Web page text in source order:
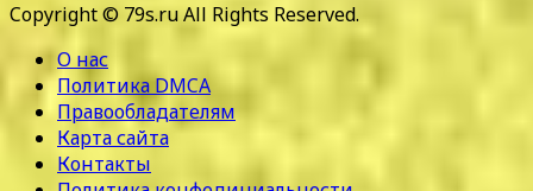
Copyright © 79s.ru All Rights Reserved.
О нас
Политика DMCA
Правообладателям
Карта сайта
Контакты